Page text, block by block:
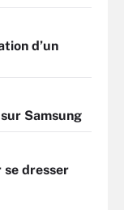
d’un
Samsung
se dresser